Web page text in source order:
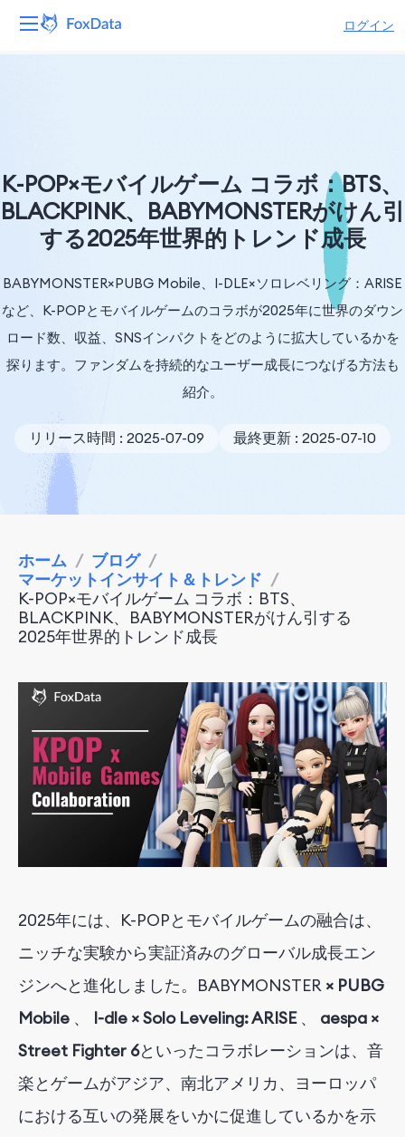
ログイン
リソース
会社
K-POP×モバイルゲーム コラボ：BTS、
BLACKPINK、BABYMONSTERがけん引
する2025年世界的トレンド成長
BABYMONSTER×PUBG Mobile、I-DLE×ソロレベリング：ARISE
など、K-POPとモバイルゲームのコラボが2025年に世界のダウン
ロード数、収益、SNSインパクトをどのように拡大しているかを
探ります。ファンダムを持続的なユーザー成長につなげる方法も
紹介。
リリース時間 : 2025-07-09 最終更新 : 2025-07-10
ホーム / ブログ /
マーケットインサイト＆トレンド /
K-POP×モバイルゲーム コラボ：BTS、
BLACKPINK、BABYMONSTERがけん引する
2025年世界的トレンド成長
2025年には、K-POPとモバイルゲームの融合は、
ニッチな実験から実証済みのグローバル成長エン
ジンへと進化しました。BABYMONSTER × PUBG
Mobile 、 I-dle × Solo Leveling: ARISE 、
aespa ×
Street Fighter 6といったコラボレーションは、 音
楽とゲームがアジア、南北アメリカ、ヨーロッパ
における互いの発展をいかに促進しているかを示